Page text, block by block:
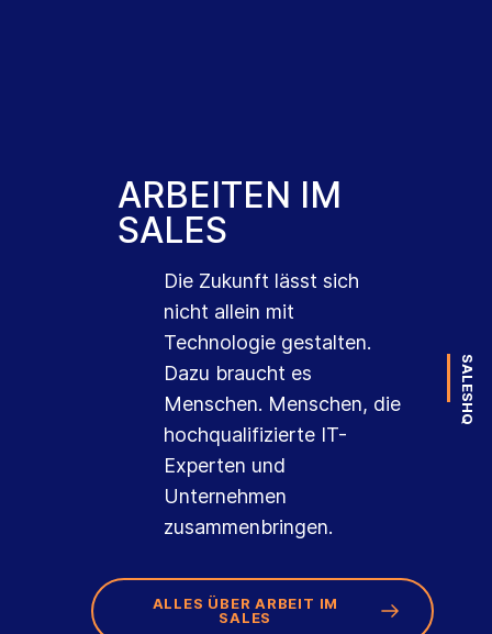
SALES
HQ
ARBEITEN IM
SALES
Die Zukunft lässt sich
nicht allein mit
Technologie gestalten.
Dazu braucht es
Menschen. Menschen, die
hochqualifizierte IT-
Experten und
Unternehmen
zusammenbringen.
ALLES ÜBER ARBEIT IM
SALES